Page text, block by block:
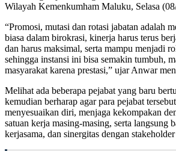
Wilayah Kemenkumham Maluku, Selasa
“Promosi, mutasi dan rotasi jabatan adalah
biasa dalam birokrasi, kinerja harus terus
dan harus maksimal, serta mampu menjadi
sehingga instansi ini bisa semakin tumbuh,
masyarakat karena prestasi,” ujar Anwar
Melihat ada beberapa pejabat yang baru
kemudian berharap agar para pejabat
menyesuaikan diri, menjaga kekompakan
satuan kerja masing-masing, serta langsung
kerjasama, dan sinergitas dengan